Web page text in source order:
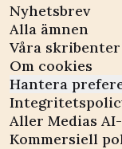
Nyhetsbrev
Alla ämnen
Våra skribenter
Om cookies
Hantera
Aller Medias
Kommersiell